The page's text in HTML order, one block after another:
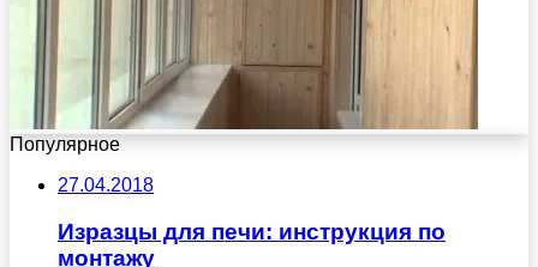
Популярное
27.04.2018
Изразцы для печи: инструкция по
монтажу